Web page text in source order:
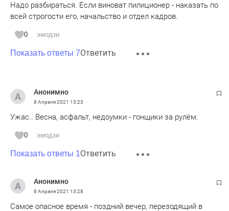
Надо разбираться. Если виноват пилиционер - наказать по
всей строгости его, начальство и отдел кадров.
0 эмодзи
Показать ответы 7Ответить
Анонимно
8 Апреля 2021 13:23
Ужас.. Весна, асфальт, недоумки - гонщики за рулём.
0 эмодзи
Показать ответы 1Ответить
Анонимно
8 Апреля 2021 13:28
Самое опасное время - поздний вечер, перезодящий в